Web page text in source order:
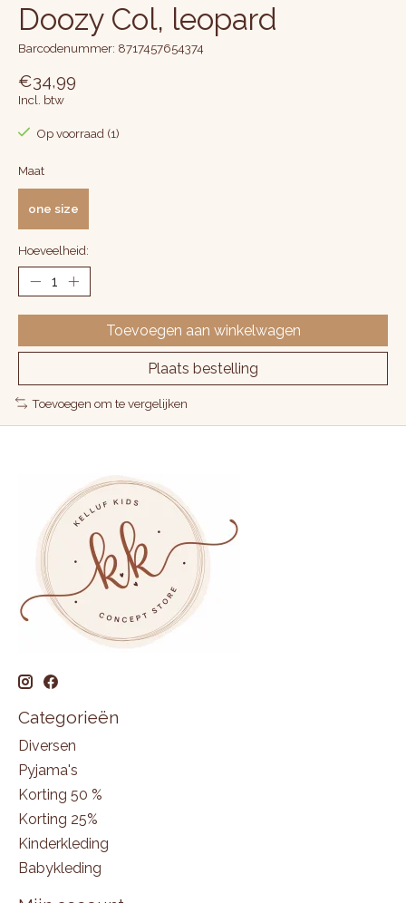
Doozy Col, leopard
Barcodenummer: 8717457654374
€34,99
Incl. btw
Op voorraad (1)
Maat
one size
Hoeveelheid:
Toevoegen aan winkelwagen
Plaats bestelling
Toevoegen om te vergelijken
Categorieën
Diversen
Pyjama's
Korting 50 %
Korting 25%
Kinderkleding
Babykleding